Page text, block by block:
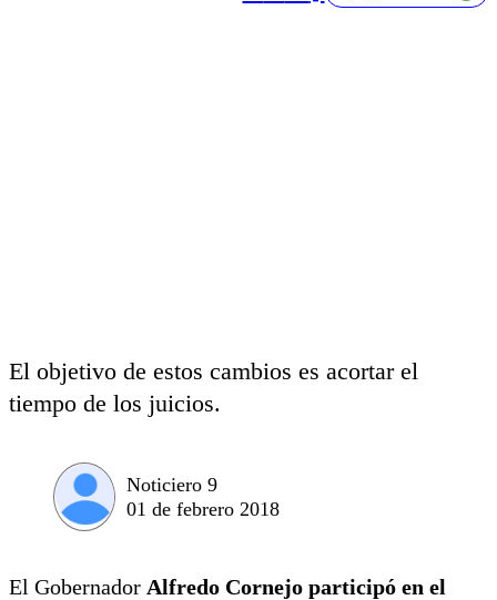
El objetivo de estos cambios es acortar el
tiempo de los juicios.
Noticiero 9
01 de febrero 2018
El Gobernador Alfredo Cornejo participó en el